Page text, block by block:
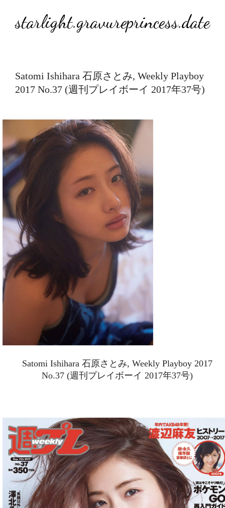
starlight.gravureprincess.date
Satomi Ishihara 石原さとみ, Weekly Playboy
2017 No.37 (週刊プレイボーイ 2017年37号)
Satomi Ishihara 石原さとみ, Weekly Playboy 2017
No.37 (週刊プレイボーイ 2017年37号)